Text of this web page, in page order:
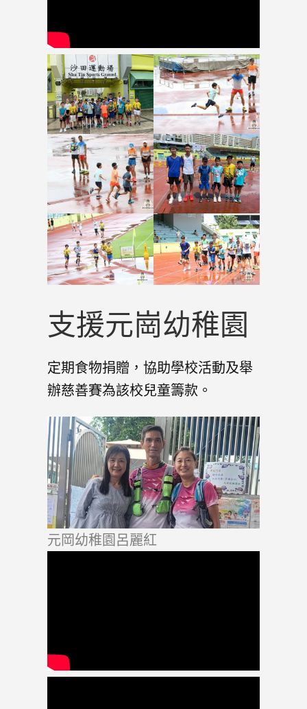
支援元崗幼稚園
定期食物捐贈，協助學校活動及舉
辦慈善賽為該校兒童籌款。
元岡幼稚園呂麗紅